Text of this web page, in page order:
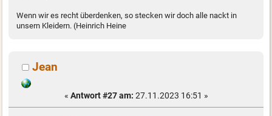
Wenn wir es recht überdenken, so stecken wir doch alle nackt in
unsern Kleidern. (Heinrich Heine
Jean
« Antwort #27 am: 27.11.2023 16:51 »